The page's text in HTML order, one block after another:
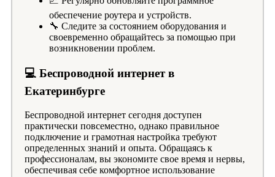
обеспечение роутера и устройств.
🔧 Следите за состоянием оборудования и
своевременно обращайтесь за помощью при
возникновении проблем.
💻 Беспроводной интернет в
Екатеринбурге
Беспроводной интернет сегодня доступен
практически повсеместно, однако правильное
подключение и грамотная настройка требуют
определенных знаний и опыта. Обращаясь к
профессионалам, вы экономите свое время и нервы,
обеспечивая себе комфортное использование